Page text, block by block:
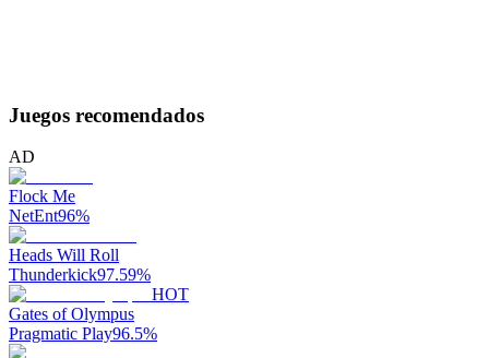
Juegos recomendados
AD
Flock Me
NetEnt96%
Heads Will Roll
Thunderkick97.59%
HOT
Gates of Olympus
Pragmatic Play96.5%